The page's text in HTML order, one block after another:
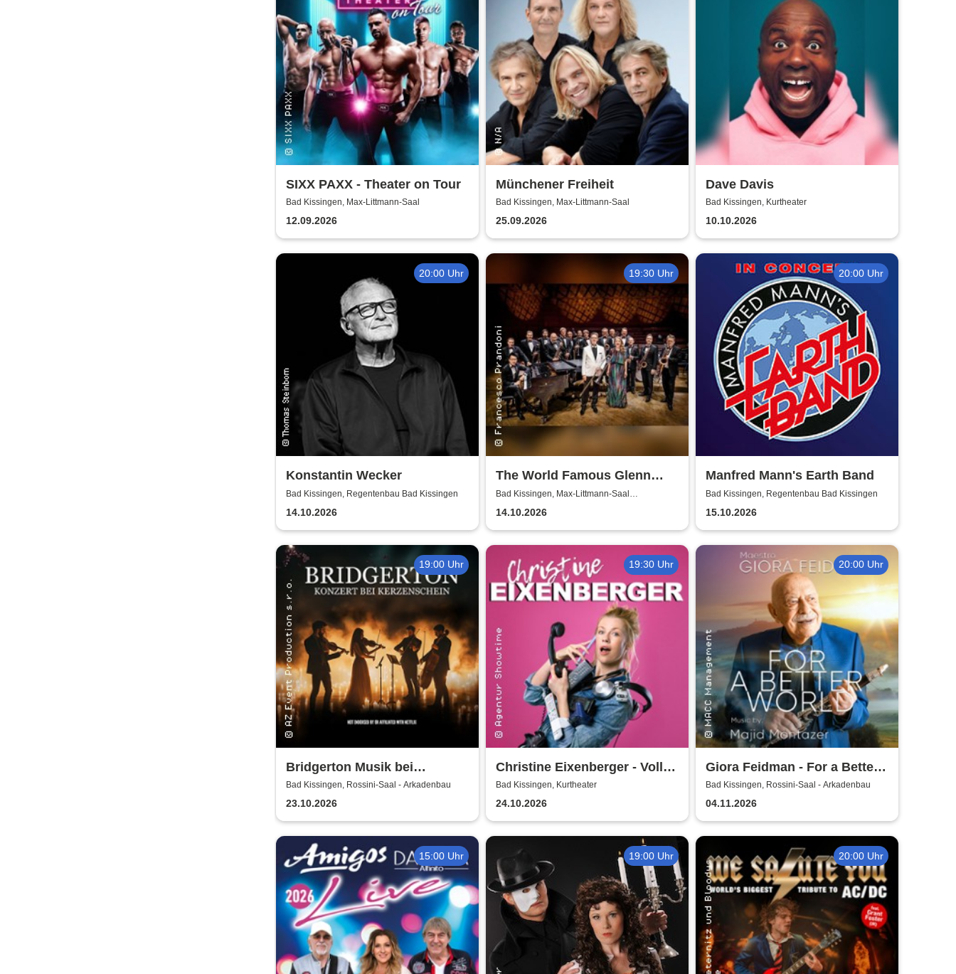
SIXX PAXX - Theater on Tour
Bad Kissingen, Max-Littmann-Saal
12.09.2026
Münchener Freiheit
Bad Kissingen, Max-Littmann-Saal
25.09.2026
Dave Davis
Bad Kissingen, Kurtheater
10.10.2026
20:00 Uhr
Konstantin Wecker
Bad Kissingen, Regentenbau Bad Kissingen
14.10.2026
19:30 Uhr
The World Famous Glenn
Miller Orchestra
Bad Kissingen, Max-Littmann-Saal
14.10.2026
20:00 Uhr
Manfred Mann's Earth Band
Bad Kissingen, Regentenbau Bad Kissingen
15.10.2026
19:00 Uhr
Bridgerton Musik bei
Kerzenschein
Bad Kissingen, Rossini-Saal - Arkadenbau
23.10.2026
19:30 Uhr
Christine Eixenberger - Volle
Kontrolle
Bad Kissingen, Kurtheater
24.10.2026
20:00 Uhr
Giora Feidman - For a Better
World
Bad Kissingen, Rossini-Saal - Arkadenbau
04.11.2026
15:00 Uhr 19:00 Uhr 20:00 Uhr